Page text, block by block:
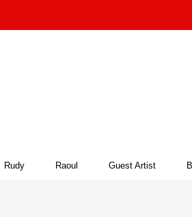
Rudy Raoul Guest Artist